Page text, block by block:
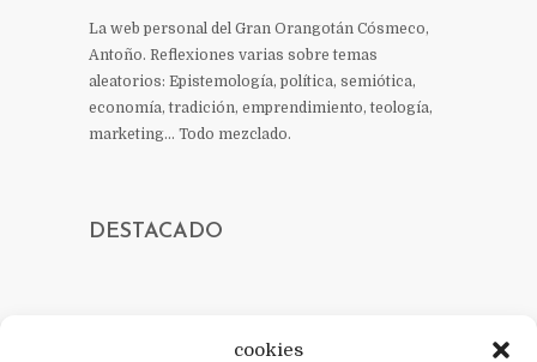
cookies
La web personal del Gran Orangotán Cósmeco,
Antoño. Reflexiones varias sobre temas
aleatorios: Epistemología, política, semiótica,
economía, tradición, emprendimiento, teología,
marketing… Todo mezclado.
DESTACADO